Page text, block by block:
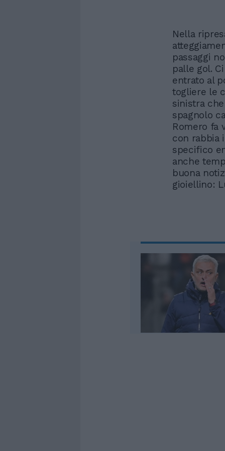
Nella
passaggi
palle gol.
entrato al
togliere le
sinistra
spagnolo
Romero fa
con rabbia
specifico
anche
buona
gioiellino: